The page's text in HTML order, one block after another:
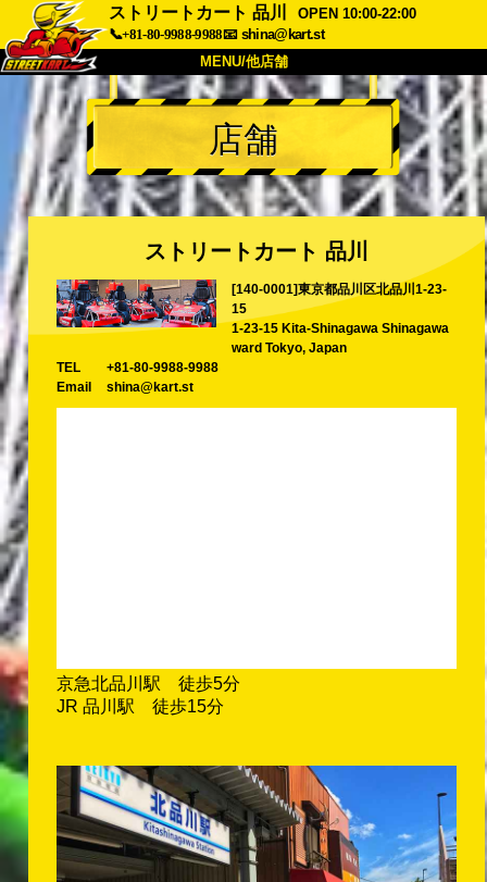
ストリートカート 品川
OPEN 10:00-22:00
📞+81-80-9988-9988📧 shina@kart.st
MENU/他店舗
トップ
概要 車両 価格
アクセス 評価 FAQ
会社 予約
他店舗
東京 品川 東京 秋葉原 #1
東京 秋葉原 #2 東京 渋谷
東京 渋谷アネックス
店舗
ストリートカート 品川
[140-0001]東京都品川区北品川1-23-
15
1-23-15 Kita-Shinagawa Shinagawa
ward Tokyo, Japan
TEL
+81-80-9988-9988
Email
shina@kart.st
京急北品川駅 徒歩5分
JR 品川駅 徒歩15分